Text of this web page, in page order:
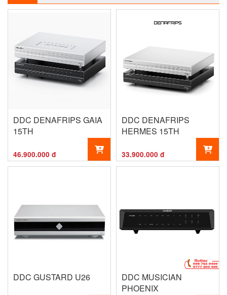
DDC DENAFRIPS GAIA
15TH
46.900.000 đ
DDC DENAFRIPS
HERMES 15TH
33.900.000 đ
DDC GUSTARD U26
DDC MUSICIAN
PHOENIX